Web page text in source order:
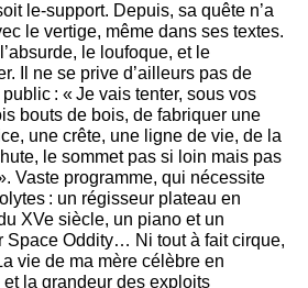
le‑support. Depuis, sa quête n’a
le vertige, même dans ses textes.
le loufoque, et le
Il ne se prive d’ailleurs pas de
: « Je vais tenter, sous vos
bouts de bois, de fabriquer une
une crête, une ligne de vie, de la
le sommet pas si loin mais pas
Vaste programme, qui nécessite
: un régisseur plateau en
XVe siècle, un piano et un
Space Oddity… Ni tout à fait cirque,
vie de ma mère célèbre en
la grandeur des exploits